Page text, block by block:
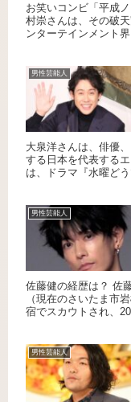
お笑いコンビ「平成
村崇さんは、その破
ンターテインメント
男性芸能人
大泉洋さんは、俳優
する日本を代表する
は、ドラマ『水曜ど
男性芸能人
佐藤健の経歴は？ 佐
（現在のさいたま市
宿でスカウトされ、
男性芸能人